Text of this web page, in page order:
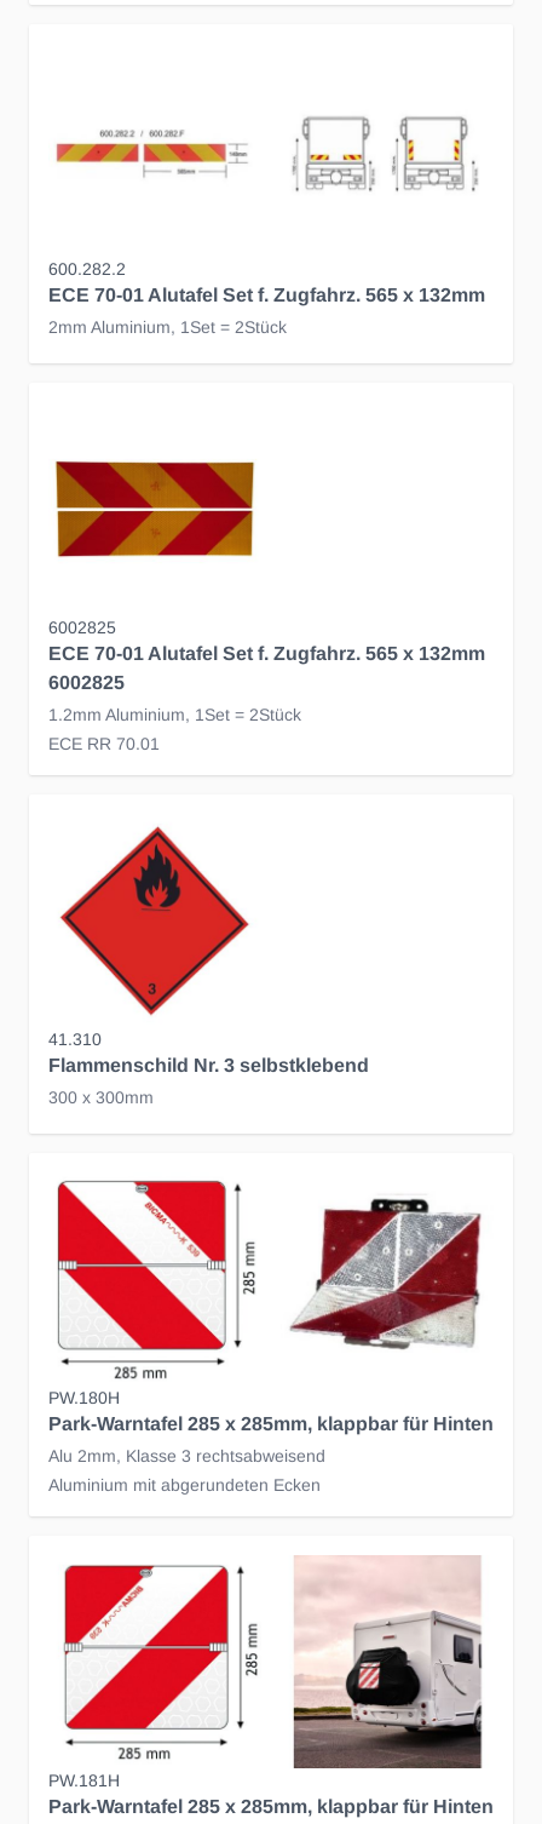
600.282.2
ECE 70-01 Alutafel Set f. Zugfahrz. 565 x 132mm
2mm Aluminium, 1Set = 2Stück
6002825
ECE 70-01 Alutafel Set f. Zugfahrz. 565 x 132mm
6002825
1.2mm Aluminium, 1Set = 2Stück
ECE RR 70.01
41.310
Flammenschild Nr. 3 selbstklebend
300 x 300mm
PW.180H
Park-Warntafel 285 x 285mm, klappbar für Hinten
Alu 2mm, Klasse 3 rechtsabweisend
Aluminium mit abgerundeten Ecken
PW.181H
Park-Warntafel 285 x 285mm, klappbar für Hinten